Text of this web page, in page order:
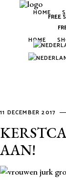
HOME
HOMEFREE
11 DECEMBER 2017
AAN!